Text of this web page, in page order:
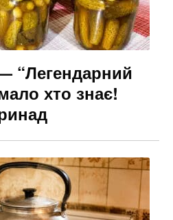
“Легендарний
хто знає!